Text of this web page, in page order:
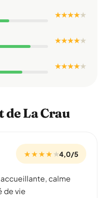
★ ★ ★ ★★
★ ★ ★ ★★
★ ★ ★ ★★
de La Crau
★ ★ ★ ★★4,0/5
calme
de vie